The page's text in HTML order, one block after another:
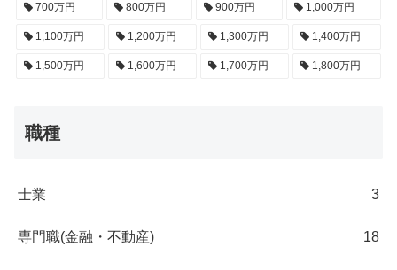
700万円 800万円 900万円 1,000万円
1,100万円 1,200万円 1,300万円 1,400万円
1,500万円 1,600万円 1,700万円 1,800万円
職種
士業 3
専門職(金融・不動産) 18